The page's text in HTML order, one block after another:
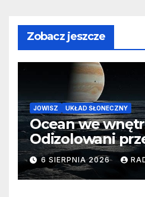
Zobacz jeszcze
JOWISZ UKŁAD SŁONECZNY
Ocean we
Odizolowani
barierę
6 SIERPNIA 2026